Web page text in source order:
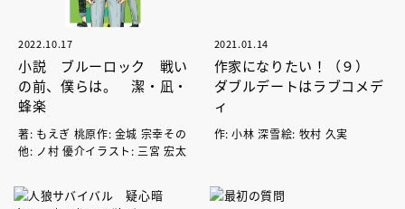
2022.10.17
小説 ブルーロック 戦い
の前、僕らは。 潔・凪・
蜂楽
著: もえぎ 桃原作: 金城 宗幸その
他: ノ村 優介イラスト: 三宮 宏太
2021.01.14
作家になりたい！（９）
ダブルデートはラブコメデ
ィ
作: 小林 深雪絵: 牧村 久実